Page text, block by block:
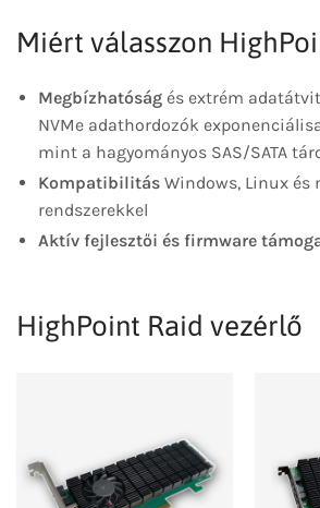
Miért válasszon
Megbízhatóság és extrém
NVMe adathordozók
mint a hagyományos SAS/SATA
Kompatibilitás Windows, Linux és
rendszerekkel
Aktív fejlesztői és firmware
HighPoint Raid vezérlő